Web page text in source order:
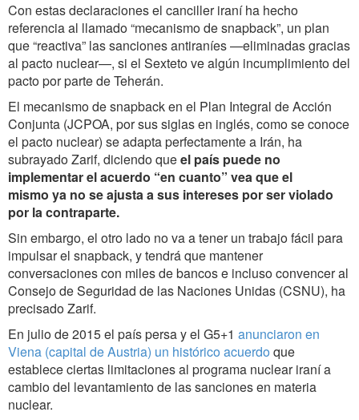
Con estas declaraciones el canciller iraní ha hecho
referencia al llamado “mecanismo de snapback”, un plan
que “reactiva” las sanciones antiraníes —eliminadas gracias
al pacto nuclear—, si el Sexteto ve algún incumplimiento del
pacto por parte de Teherán.
El mecanismo de snapback en el Plan Integral de Acción
Conjunta (JCPOA, por sus siglas en inglés, como se conoce
el pacto nuclear) se adapta perfectamente a Irán, ha
subrayado Zarif, diciendo queel país puede no
implementar el acuerdo “en cuanto” vea que el
mismo ya no se ajusta a sus intereses por ser violado
por la contraparte.
Sin embargo, el otro lado no va a tener un trabajo fácil para
impulsar el snapback, y tendrá que mantener
conversaciones con miles de bancos e incluso convencer al
Consejo de Seguridad de las Naciones Unidas (CSNU), ha
precisado Zarif.
En julio de 2015 el país persa y el G5+1 anunciaron en
Viena (capital de Austria) un histórico acuerdo que
establece ciertas limitaciones al programa nuclear iraní a
cambio del levantamiento de las sanciones en materia
nuclear.